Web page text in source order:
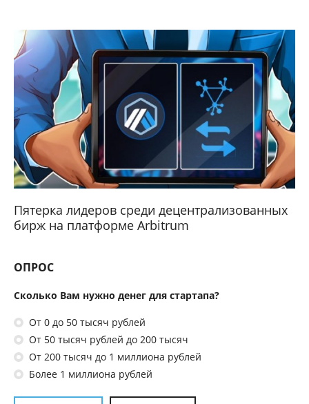
Пятерка лидеров среди децентрализованных
бирж на платформе Arbitrum
ОПРОС
Сколько Вам нужно денег для стартапа?
От 0 до 50 тысяч рублей
От 50 тысяч рублей до 200 тысяч
От 200 тысяч до 1 миллиона рублей
Более 1 миллиона рублей